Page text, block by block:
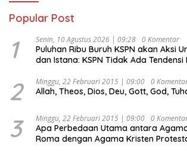
Popular Post
1 Senin, 10 Agustus 2026 | 09:28 0 Komentar
Puluhan Ribu Buruh KSPN akan Aksi
dan Istana: KSPN Tidak Ada
2 Minggu, 22 Februari 2015 | 09:00 0
Allah, Theos, Dios, Deu, Gott, God,
3 Minggu, 22 Februari 2015 | 09:00 0
Apa Perbedaan Utama antara
Roma dengan Agama Kristen